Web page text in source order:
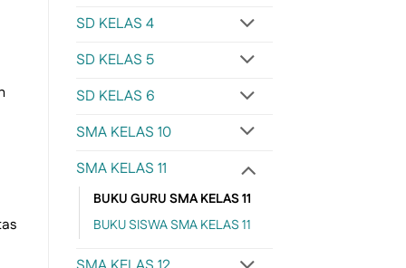
SD KELAS 4
SD KELAS 5
SD KELAS 6
SMA KELAS 10
SMA KELAS 11
BUKU GURU SMA KELAS 11
BUKU SISWA SMA KELAS 11